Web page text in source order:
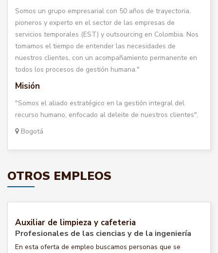
Somos un grupo empresarial con 50 años de trayectoria,
pioneros y experto en el sector de las empresas de
servicios temporales (EST) y outsourcing en Colombia. Nos
tomamos el tiempo de entender las necesidades de
nuestros clientes, con un acompañamiento permanente en
todos los procesos de gestión humana."
Misión
"Somos el aliado estratégico en la gestión integral del
recurso humano, enfocado al deleite de nuestros clientes".
Bogotá
OTROS EMPLEOS
Auxiliar de limpieza y cafeteria
Profesionales de las ciencias y de la ingeniería
En esta oferta de empleo buscamos personas que se